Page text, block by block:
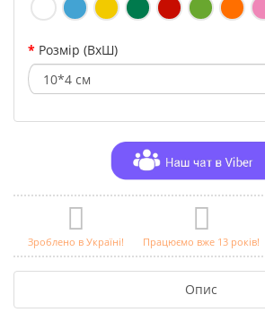
Розмір (ВхШ)
Зроблено в Україні! Працюємо вже 13 років!
Опис